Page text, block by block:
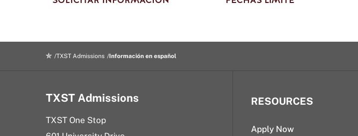
TXST Admissions Información en español
TXST Admissions
TXST One Stop
RESOURCES
Apply Now